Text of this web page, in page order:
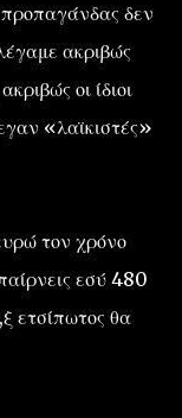
προπαγάνδας δεν
ακριβώς
οι ίδιοι
«λαϊκιστές»
τον χρόνο
εσύ 480
ετσίπωτος θα